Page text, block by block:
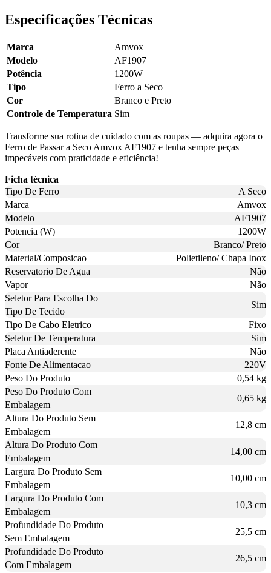
Especificações Técnicas
Marca
Amvox
Modelo
AF1907
Potência
1200W
Tipo
Ferro a Seco
Cor
Branco e Preto
Controle de Temperatura Sim
Transforme sua rotina de cuidado com as roupas — adquira agora o
Ferro de Passar a Seco Amvox AF1907 e tenha sempre peças
impecáveis com praticidade e eficiência!
Ficha técnica
Tipo De Ferro
A Seco
Marca
Amvox
Modelo
AF1907
Potencia (W)
1200W
Cor
Branco/ Preto
Material/Composicao
Polietileno/ Chapa Inox
Reservatorio De Agua
Não
Vapor
Não
Seletor Para Escolha Do
Tipo De Tecido
Sim
Tipo De Cabo Eletrico
Fixo
Seletor De Temperatura
Sim
Placa Antiaderente
Não
Fonte De Alimentacao
220V
Peso Do Produto
0,54 kg
Peso Do Produto Com
Embalagem
0,65 kg
Altura Do Produto Sem
Embalagem
12,8 cm
Altura Do Produto Com
Embalagem
14,00 cm
Largura Do Produto Sem
Embalagem
10,00 cm
Largura Do Produto Com
Embalagem
10,3 cm
Profundidade Do Produto
Sem Embalagem
25,5 cm
Profundidade Do Produto
Com Embalagem
26,5 cm